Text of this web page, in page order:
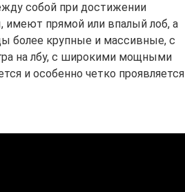
собой при достижении
имеют прямой или впалый лоб, а
более крупные и массивные, с
на лбу, с широкими мощными
и особенно четко проявляется